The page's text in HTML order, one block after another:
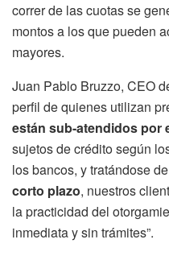
correr de las cuotas se
montos a los que pueden
mayores.
Juan Pablo Bruzzo, CEO
perfil de quienes utilizan
están sub-atendidos por
sujetos de crédito según
los bancos, y tratándose de
corto plazo, nuestros
la practicidad del
inmediata y sin trámites”.